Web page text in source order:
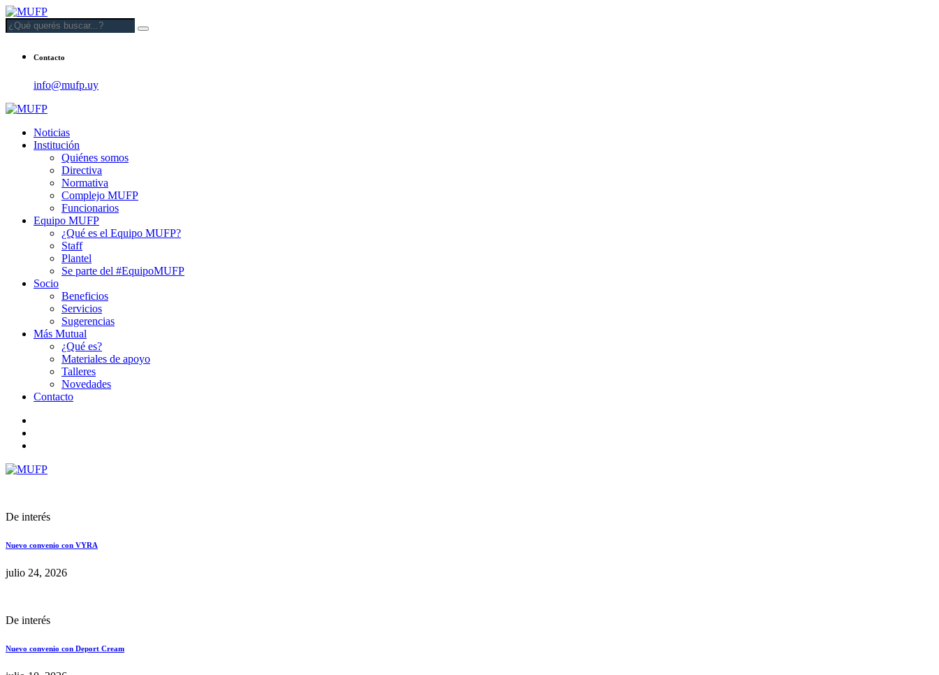
Contacto
info@mufp.uy
Noticias
Institución
Quiénes somos
Directiva
Normativa
Complejo MUFP
Funcionarios
Equipo MUFP
¿Qué es el Equipo MUFP?
Staff
Plantel
Se parte del #EquipoMUFP
Socio
Beneficios
Servicios
Sugerencias
Más Mutual
¿Qué es?
Materiales de apoyo
Talleres
Novedades
Contacto
De interés
Nuevo convenio con VYRA
julio 24, 2026
De interés
Nuevo convenio con Deport Cream